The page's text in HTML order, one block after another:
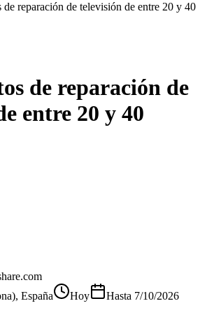
de reparación de televisión de entre 20 y 40
de reparación de
entre 20 y 40
, España Hoy Hasta 7/10/2026